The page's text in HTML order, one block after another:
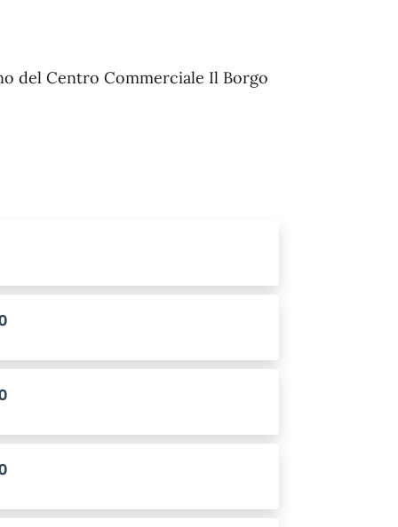
del Centro Commerciale Il Borgo